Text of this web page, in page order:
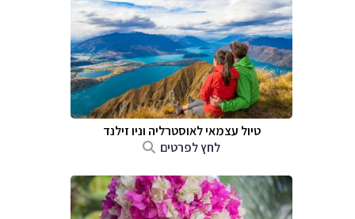
טיול עצמאי לאוסטרליה וניו זילנד
לחץ לפרטים